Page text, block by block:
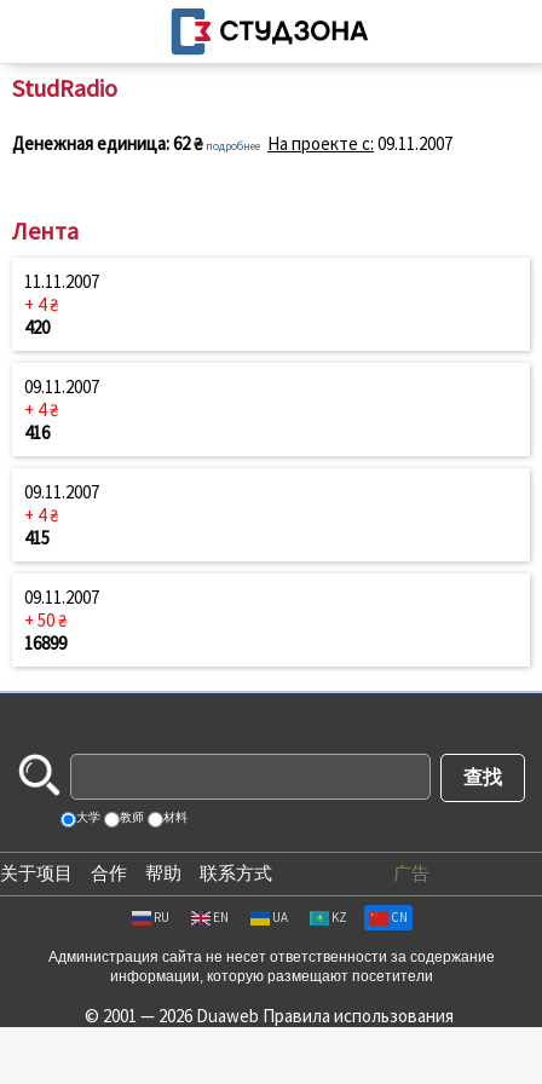
StudRadio
Денежная единица:62 ₴ подробнее На проекте с: 09.11.2007
Лента
11.11.2007
+ 4 ₴
420
09.11.2007
+ 4 ₴
416
09.11.2007
+ 4 ₴
415
09.11.2007
+ 50 ₴
16899
大学 教师 材料
关于项目 合作 帮助 联系方式 广告
RU EN UA KZ CN
Администрация сайта не несет ответственности за содержание
информации, которую размещают посетители
© 2001 — 2026 Duaweb Правила использования